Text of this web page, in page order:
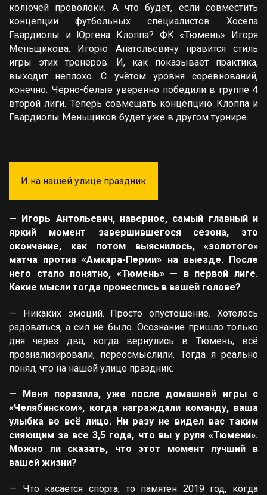
колючей проволоки. А что будет, если совместить
концепции футбольных специалистов Хосепа
Гвардиолы и Юргена Клоппа? ФК «Тюмень» Игоря
Меньщикова. Игорю Анатольевичу нравится стиль
игры этих тренеров. И, как показывает практика,
выходит неплохо. С учётом уровня соревнований,
конечно. Чёрно-белые уверенно победили в группе 4
второй лиги. Теперь совмещать концепцию Клоппа и
Гвардиолы Меньщиков будет уже в другом турнире…
И на нашей улице праздник
— Игорь Антольевич, наверное, самый главный и
яркий момент завершившегося сезона, это
окончание, как потом выяснилось, «золотого»
матча против «Амкара-Перми» на выезде. После
него стало понятно, «Тюмень» — в первой лиге.
Какие мысли тогда пронеслись в вашей голове?
— Никаких эмоций. Просто опустошение. Хотелось
радоваться, а сил не было. Осознание пришло только
дня через два, когда вернулись в Тюмень, всё
проанализировали, переосмыслили. Тогда я реально
понял, что на нашей улице праздник.
— Меня поразила, уже после домашней игры с
«Челябинском», когда награждали команду, ваша
улыбка во всё лицо. Ни разу не видел вас таким
сияющим за все 3,5 года, что вы у руля «Тюмени».
Можно ли сказать, что этот момент лучший в
вашей жизни?
— Что касается спорта, то памятен 2019 год, когда